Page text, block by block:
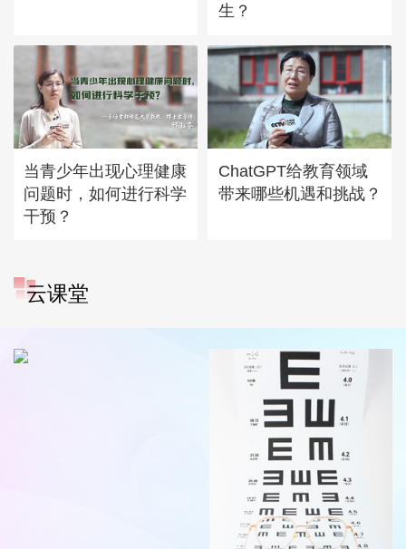
生？
当青少年出现心理健康
问题时，如何进行科学
干预？
ChatGPT给教育领域
带来哪些机遇和挑战？
云课堂